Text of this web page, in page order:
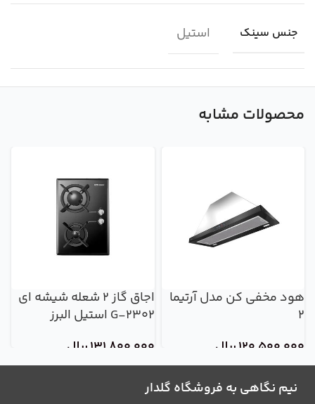
جنس سینک استیل
محصولات مشابه
هود مخفی کن مدل آرتیما
2
120,500,000ریال
اجاق گاز 2 شعله شیشه ای
G-2302 استیل البرز
131,800,000ریال
نیم نگاهی به فروشگاه گلدار